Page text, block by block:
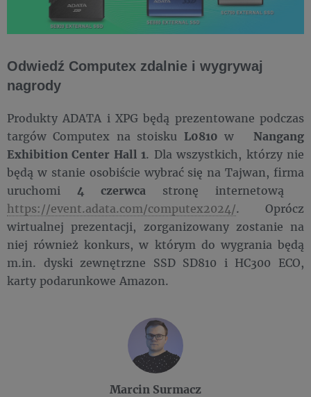
Odwiedź Computex zdalnie i wygrywaj
nagrody
Produkty ADATA i XPG będą prezentowane podczas
targów Computex na stoisku L0810 w Nangang
Exhibition Center Hall 1. Dla wszystkich, którzy nie
będą w stanie osobiście wybrać się na Tajwan, firma
uruchomi 4 czerwca stronę internetową
https://event.adata.com/computex2024/. Oprócz
wirtualnej prezentacji, zorganizowany zostanie na
niej również konkurs, w którym do wygrania będą
m.in. dyski zewnętrzne SSD SD810 i HC300 ECO,
karty podarunkowe Amazon.
Marcin Surmacz